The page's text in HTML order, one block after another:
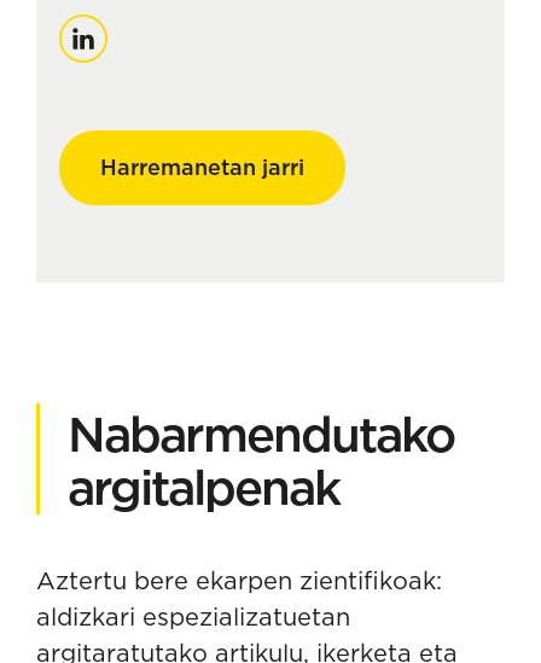
LinkedIn
Harremanetan jarri
Nabarmendutako
argitalpenak
Aztertu bere ekarpen zientifikoak:
aldizkari espezializatuetan
argitaratutako artikulu, ikerketa eta